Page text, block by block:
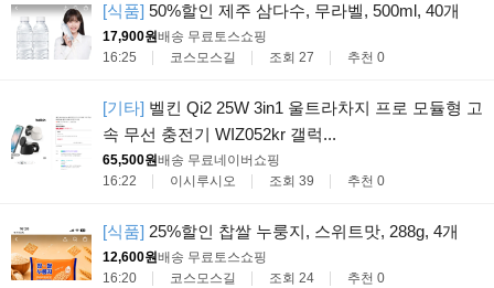
[식품] 50%할인 제주 삼다수, 무라벨, 500ml, 40개
17,900원배송 무료토스쇼핑
16:25
코스모스길 조회 27 추천 0
[기타] 벨킨 Qi2 25W 3in1 울트라차지 프로 모듈형 고
속 무선 충전기 WIZ052kr 갤럭...
65,500원배송 무료네이버쇼핑
16:22
이시루시오 조회 39 추천 0
[식품] 25%할인 찹쌀 누룽지, 스위트맛, 288g, 4개
12,600원배송 무료토스쇼핑
16:20
코스모스길 조회 24 추천 0